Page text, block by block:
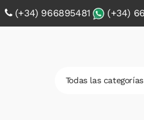
(+34) 966895481 (+34)
Todas las categorías